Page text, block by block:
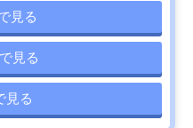
見る
見る
見る